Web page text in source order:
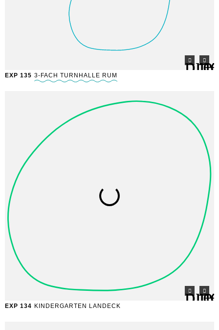
EXP 135 3-FACH TURNHALLE RUM
EXP 134 KINDERGARTEN LANDECK